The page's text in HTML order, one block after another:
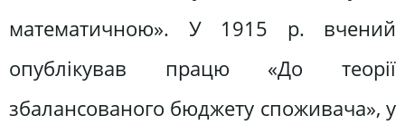
математичною». У 1915 р. вчений
опублікував працю «До теорії
збалансованого бюджету споживача», у